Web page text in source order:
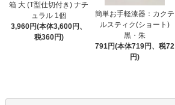
箱 大 (T型仕切付き) ナチ
ュラル 1個
3,960円(本体3,600円、
税360円)
簡単お手軽漆器：カクテ
ルスティク(ショート)
黒・朱
791円(本体719円、税72
円)